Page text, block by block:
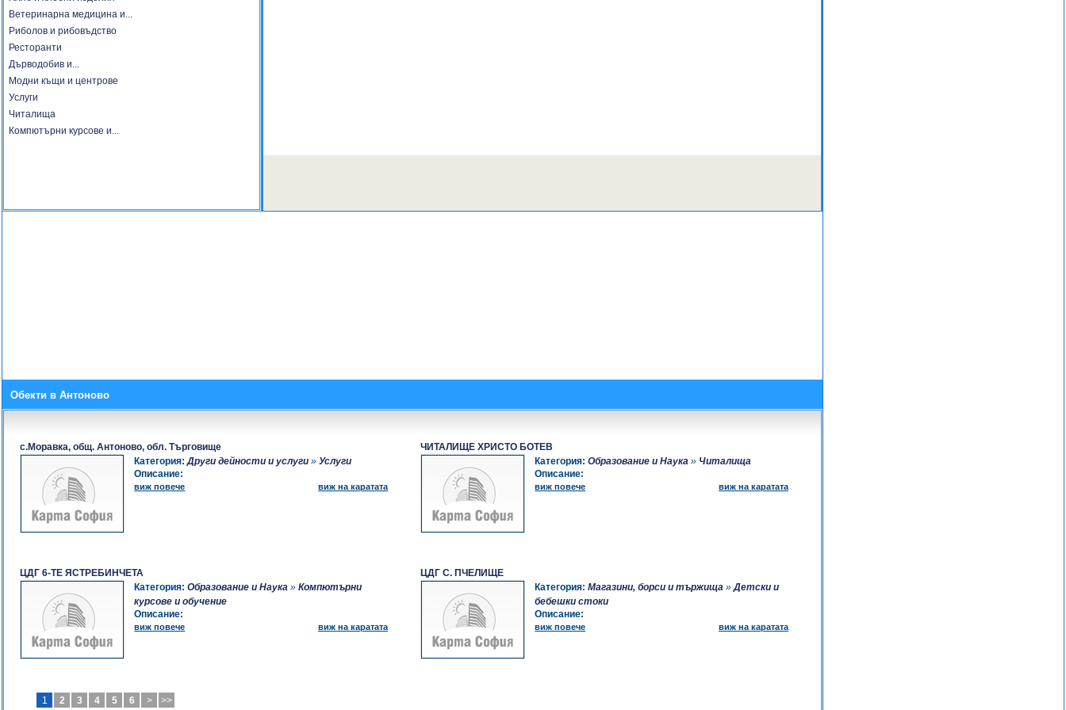
Ветеринарна медицина и...
Риболов и рибовъдство
Ресторанти
Дърводобив и...
Модни къщи и центрове
Услуги
Читалища
Компютърни курсове и...
Обекти в Антоново
с.Моравка, общ. Антоново, обл. Търговище
Категория: Други дейности и услуги »Услуги
Описание:
виж повече виж на каратата
ЧИТАЛИЩЕ ХРИСТО БОТЕВ
Категория: Образование и Наука » Читалища
Описание:
виж повече виж на каратата
ЦДГ 6-ТЕ ЯСТРЕБИНЧЕТА
Категория: Образование и Наука »Компютърни
курсове и обучение
Описание:
виж повече виж на каратата
ЦДГ С. ПЧЕЛИЩЕ
Категория: Магазини, борси и тържища »Детски и
бебешки стоки
Описание:
виж повече виж на каратата
1 2 3 4 5 6 > >>